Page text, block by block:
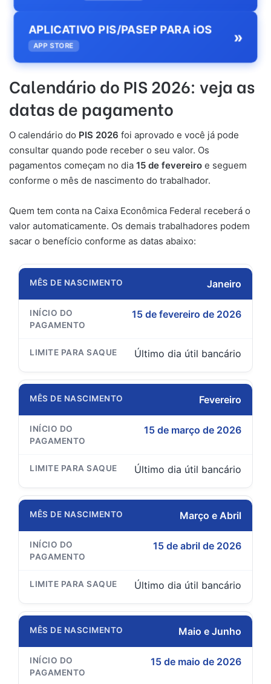
APLICATIVO PIS/PASEP PARA iOS
APP STORE »
Calendário do PIS 2026: veja as
datas de pagamento
O calendário do PIS 2026 foi aprovado e você já pode
consultar quando pode receber o seu valor. Os
pagamentos começam no dia 15 de fevereiro e seguem
conforme o mês de nascimento do trabalhador.
Quem tem conta na Caixa Econômica Federal receberá o
valor automaticamente. Os demais trabalhadores podem
sacar o benefício conforme as datas abaixo:
Janeiro
15 de fevereiro de 2026
Último dia útil bancário
Fevereiro
15 de março de 2026
Último dia útil bancário
Março e Abril
15 de abril de 2026
Último dia útil bancário
Maio e Junho
15 de maio de 2026